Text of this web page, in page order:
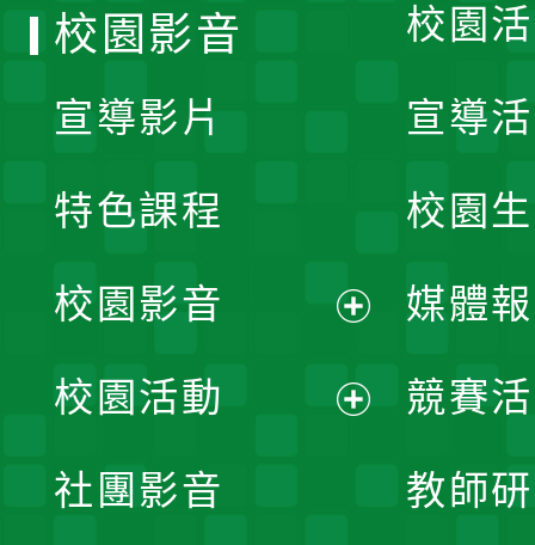
校園
宣導
校園
媒體
競賽
教師
校園影音
宣導影片
特色課程
校園影音
開
校園活動
社團影音